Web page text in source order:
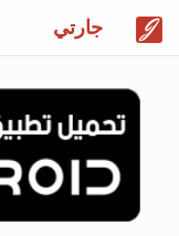
جارتي